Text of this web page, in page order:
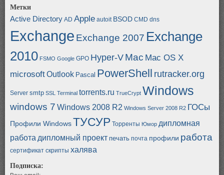
Метки
Active Directory AD Apple autoit BSOD CMD dns
Exchange Exchange 2007 Exchange
2010 FSMO Google GPO Hyper-V Mac Mac OS X
microsoftOutlook Pascal PowerShell rutracker.org
Server smtp SSL Terminal torrents.ru TrueCrypt Windows
windows 7 Windows 2008 R2 Windows Server 2008 R2 ГОСы
Профили WindowsТУСУР Торренты Юмор дипломная
работа дипломный проект печать почта профили работа
сертификат скрипты халява
Подписка: